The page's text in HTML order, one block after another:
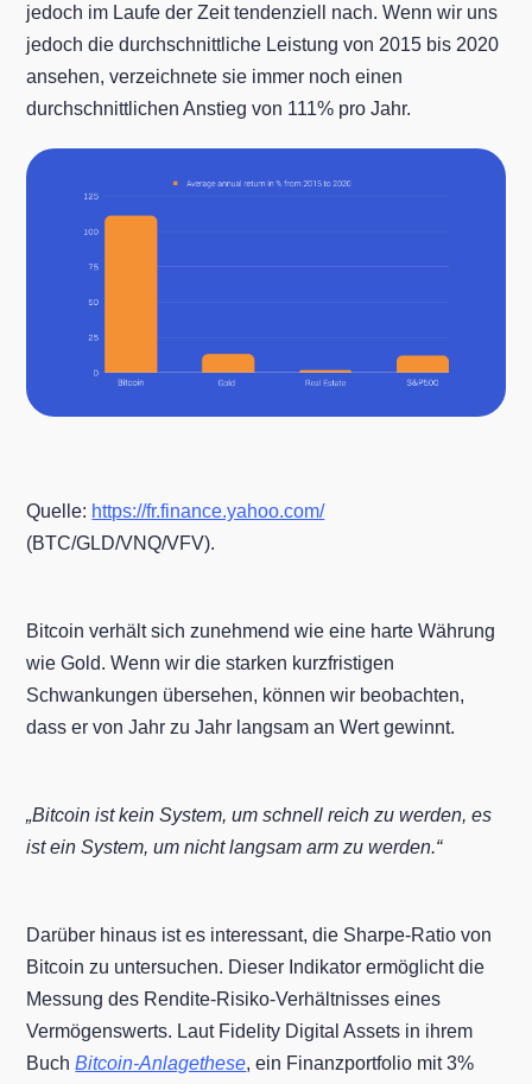
jedoch im Laufe der Zeit tendenziell nach. Wenn wir uns
jedoch die durchschnittliche Leistung von 2015 bis 2020
ansehen, verzeichnete sie immer noch einen
durchschnittlichen Anstieg von 111% pro Jahr.
Quelle: https://fr.finance.yahoo.com/
(BTC/GLD/VNQ/VFV).
Bitcoin verhält sich zunehmend wie eine harte Währung
wie Gold. Wenn wir die starken kurzfristigen
Schwankungen übersehen, können wir beobachten,
dass er von Jahr zu Jahr langsam an Wert gewinnt.
„Bitcoin ist kein System, um schnell reich zu werden, es
ist ein System, um nicht langsam arm zu werden.“
Darüber hinaus ist es interessant, die Sharpe-Ratio von
Bitcoin zu untersuchen. Dieser Indikator ermöglicht die
Messung des Rendite-Risiko-Verhältnisses eines
Vermögenswerts. Laut Fidelity Digital Assets in ihrem
BuchBitcoin-Anlagethese, ein Finanzportfolio mit 3%